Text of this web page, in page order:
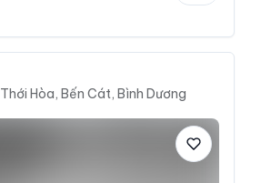
Thới Hòa, Bến Cát, Bình Dương